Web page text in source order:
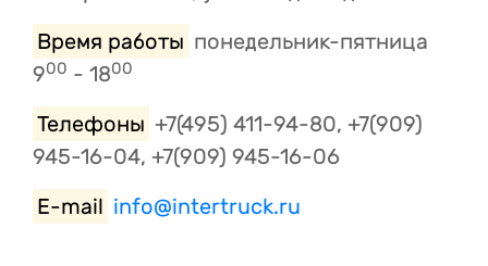
Время работы понедельник-пятница
900 - 1800
Телефоны +7(495) 411-94-80, +7(909)
945-16-04, +7(909) 945-16-06
Е-mail info@intertruck.ru